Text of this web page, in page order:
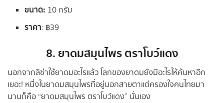
ขนาด: 10 กรัม
ราคา: ฿39
8. ยาดมสมุนไพร ตราโบว์แดง
นอกจากลิซ่าใช้ยาดมอะไรแล้ว โลกของยาดมยังมีอะไรให้ค้นหาอีก
เยอะ! หนึ่งในยาดมสมุนไพรที่อยู่นอกสายตาแต่ครองใจคนไทยมา
นานก็คือ “ยาดมสมุนไพร ตราโบว์แดง” นั่นเอง